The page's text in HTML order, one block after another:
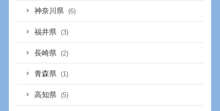
神奈川県 (6)
福井県 (3)
長崎県 (2)
青森県 (1)
高知県 (5)